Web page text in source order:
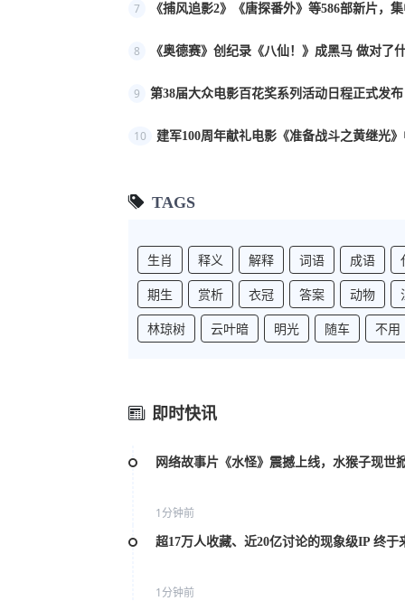
7 《捕风追影2》《唐探番外》等586部新片，
8 《奥德赛》创纪录《八仙！》成黑马 做对了
9 第38届大众电影百花奖系列活动日程正式发布
10 建军100周年献礼电影《准备战斗之黄继光
TAGS
生肖 释义 解释 词语 成语
期生
赏析 衣冠 答案 动物
林琼树
云叶暗 明光 随车 不用
即时快讯
网络故事片《水怪》震撼上线，水猴子现世
1分钟前
超17万人收藏、近20亿讨论的现象级IP 终于
1分钟前